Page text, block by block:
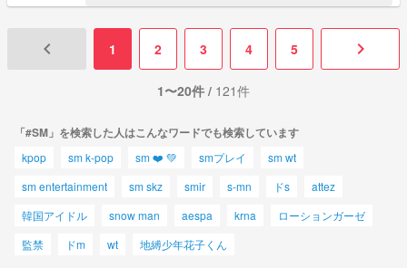
keyboard_arrow_left 1 2 3 4 5 keyboard_arrow_right
1〜20件 / 121件
「#SM」を検索した人はこんなワードでも検索しています
kpop sm k-pop sm ❤️ 💚 smプレイ
sm wt
sm entertainment
sm skz smir s-mn ドs
attez
韓国アイドル
snow man aespa krna
ローションガーゼ
監禁
ドm wt 地縛少年花子くん